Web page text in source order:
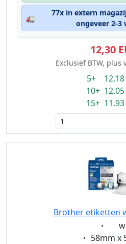
🚛
77x in extern
ongeveer 2-3
12,30
Exclusief BTW, plus
5+ 12.18
10+ 12.05
15+ 11.93
Brother etiketten
58mm x